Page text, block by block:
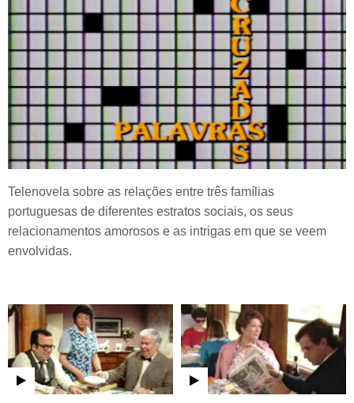
Telenovela sobre as relações entre três famílias
portuguesas de diferentes estratos sociais, os seus
relacionamentos amorosos e as intrigas em que se veem
envolvidas.